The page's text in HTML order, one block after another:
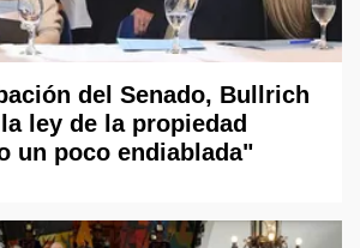
del Senado, Bullrich
ley de la propiedad
un poco endiablada"